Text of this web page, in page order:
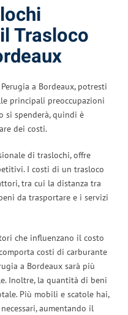
Trasloco
a Bordeaux, potresti
principali preoccupazioni
si spenderà, quindi è
dei costi.
di traslochi, offre
I costi di un trasloco
tra cui la distanza tra
da trasportare e i servizi
che influenzano il costo
costi di carburante
a Bordeaux sarà più
Inoltre, la quantità di beni
Più mobili e scatole hai,
aumentando il